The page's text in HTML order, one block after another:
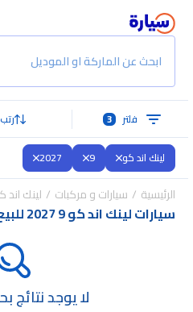
ابحث عن الماركة او الموديل
فلتر 3 رتب
لينك اند كو 9
2027
الرئيسية سيارات و مركبات لينك اند
سيارات لينك اند كو 9 2027 للبيع في السعودية
لا يوجد